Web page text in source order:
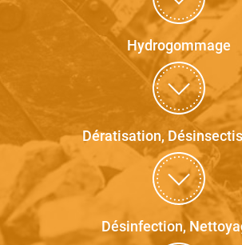
Hydrogommage
Dératisation,
Désinfection,